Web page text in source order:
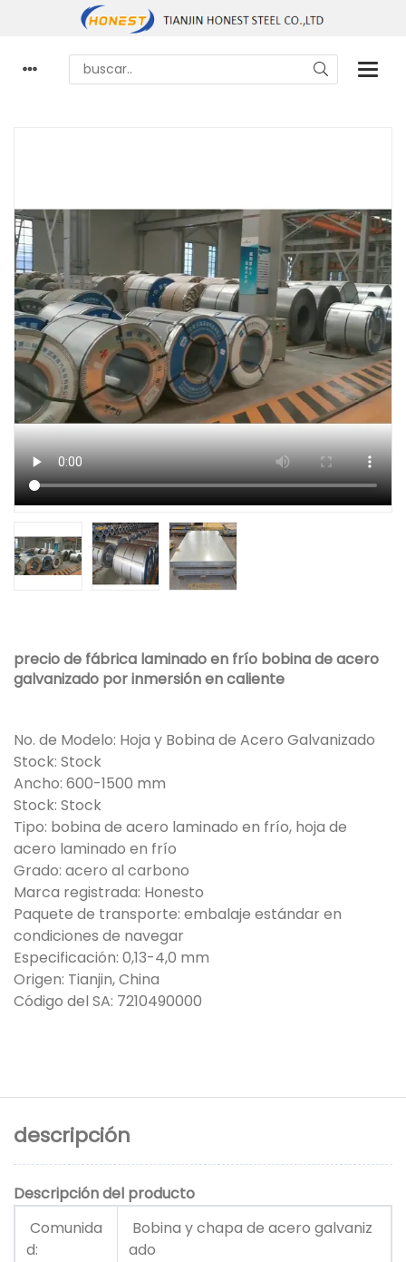
precio de fábrica laminado en frío bobina de acero
galvanizado por inmersión en caliente
No. de Modelo: Hoja y Bobina de Acero Galvanizado
Stock: Stock
Ancho: 600-1500 mm
Stock: Stock
Tipo: bobina de acero laminado en frío, hoja de
acero laminado en frío
Grado: acero al carbono
Marca registrada: Honesto
Paquete de transporte: embalaje estándar en
condiciones de navegar
Especificación: 0,13-4,0 mm
Origen: Tianjin, China
Código del SA: 7210490000
descripción
Descripción del producto
Comunida
d:
Bobina y chapa de acero galvaniz
ado